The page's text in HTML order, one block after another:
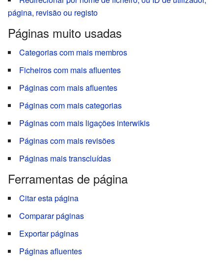
página, revisão ou registo
Páginas muito usadas
Categorias com mais membros
Ficheiros com mais afluentes
Páginas com mais afluentes
Páginas com mais categorias
Páginas com mais ligações interwikis
Páginas com mais revisões
Páginas mais transcluídas
Ferramentas de página
Citar esta página
Comparar páginas
Exportar páginas
Páginas afluentes